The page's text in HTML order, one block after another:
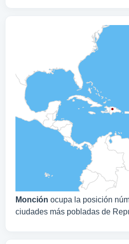
Monción ocupa la posición
ciudades más pobladas de